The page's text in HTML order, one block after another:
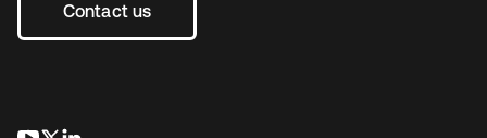
Contact us